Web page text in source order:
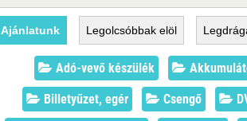
Ajánlatunk Legolcsóbbak elöl
Adó-vevő készülék
Billetyűzet, egér Csengő